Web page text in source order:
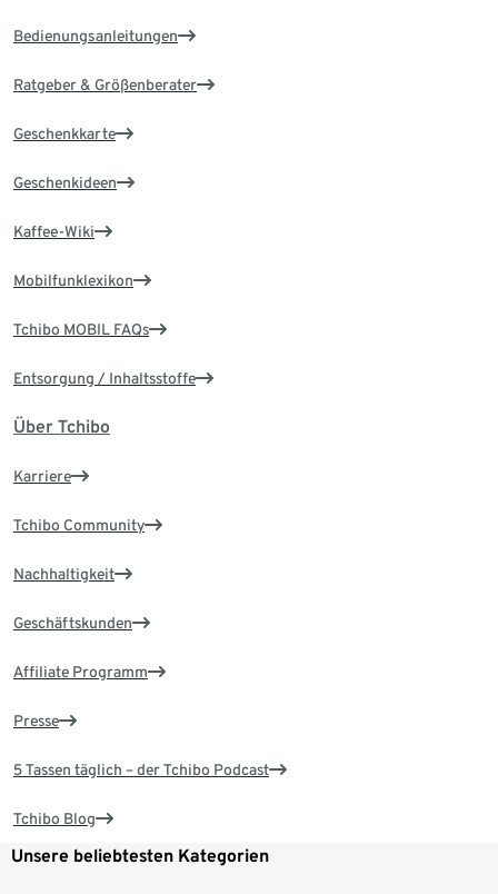
Bedienungsanleitungen
Ratgeber & Größenberater
Geschenkkarte
Geschenkideen
Kaffee-Wiki
Mobilfunklexikon
Tchibo MOBIL FAQs
Entsorgung / Inhaltsstoffe
Über Tchibo
Karriere
Tchibo Community
Nachhaltigkeit
Geschäftskunden
Affiliate Programm
Presse
5 Tassen täglich – der Tchibo Podcast
Tchibo Blog
Unsere beliebtesten Kategorien